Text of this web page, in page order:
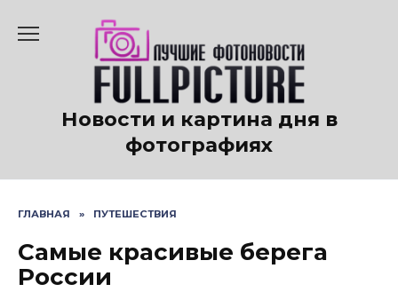
содержанию
Новости и картина дня в
фотографиях
ГЛАВНАЯ » ПУТЕШЕСТВИЯ
Самые красивые берега
России